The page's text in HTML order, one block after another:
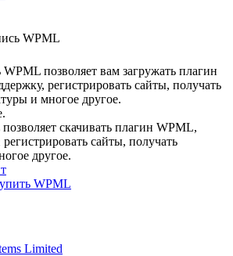
WPML
позволяет вам загружать плагин
регистрировать сайты, получать
и многое другое.
скачивать плагин WPML,
сайты, получать
другое.
WPML
Limited